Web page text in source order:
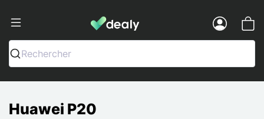
Dealy - Hüllen und Zubehör für
Rechercher
Huawei P20